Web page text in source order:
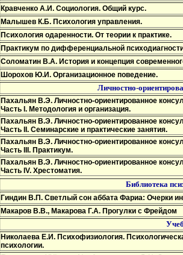
Кравченко А.И. Социология. Общий курс.
Малышев К.Б. Психология управления.
Психология одаренности. От теории к практике.
Практикум по дифференциальной
Соломатин В.А. История и концепция
Шорохов Ю.И. Организационное поведение.
Личностно-
Пахальян В.Э. Личностно-ориентированное
Часть I. Методология и организация.
Пахальян В.Э. Личностно-ориентированное
Часть II. Семинарские и практические занятия.
Пахальян В.Э. Личностно-ориентированное
Часть III. Практикум.
Пахальян В.Э. Личностно-ориентированное
Часть IV. Хрестоматия.
Библиотека
Гиндин В.П. Светлый сон аббата Фариа: Очерки
Макаров В.В., Макарова Г.А. Прогулки с Фрейдом
Николаева Е.И. Психофизиология.
психологии.